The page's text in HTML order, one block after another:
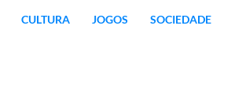
CULTURA JOGOS SOCIEDADE